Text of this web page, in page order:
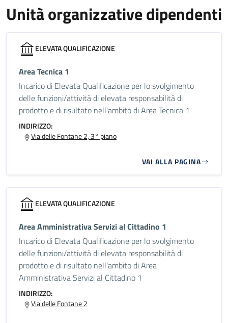
Unità organizzative dipendenti
ELEVATA QUALIFICAZIONE
Area Tecnica 1
Incarico di Elevata Qualificazione per lo svolgimento
delle funzioni/attività di elevata responsabilità di
prodotto e di risultato nell'ambito di Area Tecnica 1
INDIRIZZO:
Via delle Fontane 2, 3° piano
VAI ALLA PAGINA
ELEVATA QUALIFICAZIONE
Area Amministrativa Servizi al Cittadino 1
Incarico di Elevata Qualificazione per lo svolgimento
delle funzioni/attività di elevata responsabilità di
prodotto e di risultato nell'ambito di Area
Amministrativa Servizi al Cittadino 1
INDIRIZZO:
Via delle Fontane 2